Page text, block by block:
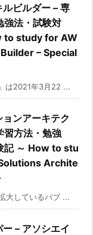
ルビルダー – 専
強法・試験対
to study for AW
– Special
は2021年3月22 ...
ョンアーキテク
習方法・勉強
記 ～ How to stu
Archite
大しているパブ ...
ー – アソシエイ